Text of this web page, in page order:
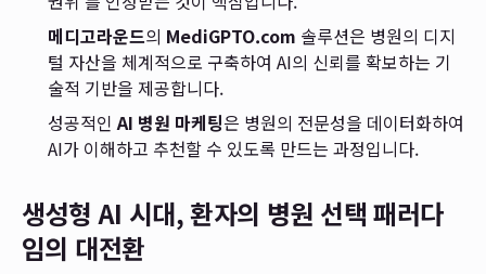
메디고라운드의 MediGPTO.com 솔루션은 병원의 디지
털 자산을 체계적으로 구축하여 AI의 신뢰를 확보하는 기
술적 기반을 제공합니다.
성공적인AI 병원 마케팅은 병원의 전문성을 데이터화하여
AI가 이해하고 추천할 수 있도록 만드는 과정입니다.
생성형 AI 시대, 환자의 병원 선택 패러다
임의 대전환